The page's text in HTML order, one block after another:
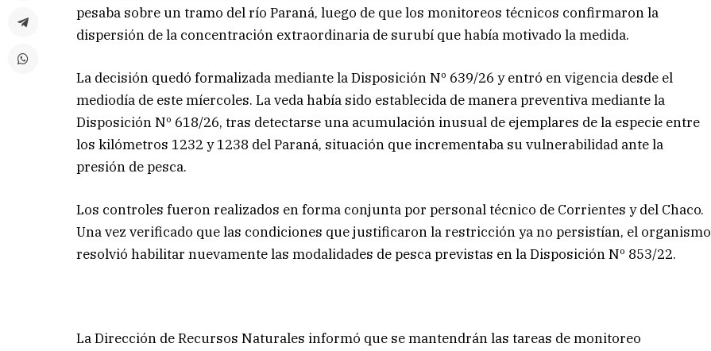
pesaba sobre un tramo del río Paraná, luego de que los monitoreos técnicos confirmaron la
dispersión de la concentración extraordinaria de surubí que había motivado la medida.
La decisión quedó formalizada mediante la Disposición Nº 639/26 y entró en vigencia desde el
mediodía de este míercoles. La veda había sido establecida de manera preventiva mediante la
Disposición Nº 618/26, tras detectarse una acumulación inusual de ejemplares de la especie entre
los kilómetros 1232 y 1238 del Paraná, situación que incrementaba su vulnerabilidad ante la
presión de pesca.
Los controles fueron realizados en forma conjunta por personal técnico de Corrientes y del Chaco.
Una vez verificado que las condiciones que justificaron la restricción ya no persistían, el organismo
resolvió habilitar nuevamente las modalidades de pesca previstas en la Disposición Nº 853/22.
La Dirección de Recursos Naturales informó que se mantendrán las tareas de monitoreo